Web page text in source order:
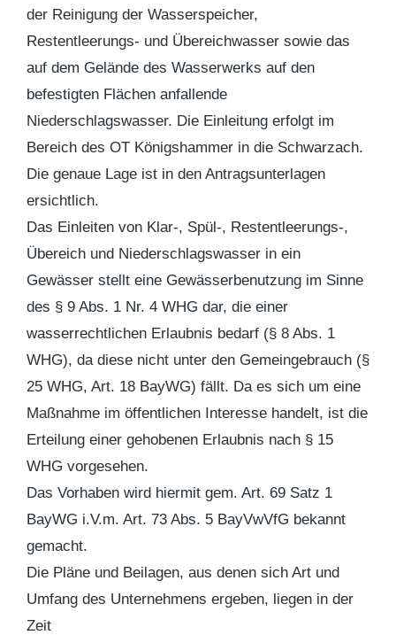
der Reinigung der Wasserspeicher,
Restentleerungs- und Übereichwasser sowie das
auf dem Gelände des Wasserwerks auf den
befestigten Flächen anfallende
Niederschlagswasser. Die Einleitung erfolgt im
Bereich des OT Königshammer in die Schwarzach.
Die genaue Lage ist in den Antragsunterlagen
ersichtlich.
Das Einleiten von Klar-, Spül-, Restentleerungs-,
Übereich und Niederschlagswasser in ein
Gewässer stellt eine Gewässerbenutzung im Sinne
des § 9 Abs. 1 Nr. 4 WHG dar, die einer
wasserrechtlichen Erlaubnis bedarf (§ 8 Abs. 1
WHG), da diese nicht unter den Gemeingebrauch (§
25 WHG, Art. 18 BayWG) fällt. Da es sich um eine
Maßnahme im öffentlichen Interesse handelt, ist die
Erteilung einer gehobenen Erlaubnis nach § 15
WHG vorgesehen.
Das Vorhaben wird hiermit gem. Art. 69 Satz 1
BayWG i.V.m. Art. 73 Abs. 5 BayVwVfG bekannt
gemacht.
Die Pläne und Beilagen, aus denen sich Art und
Umfang des Unternehmens ergeben, liegen in der
Zeit